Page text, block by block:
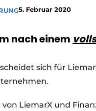
5. Februar 2020
nach einem
sich für
LiemarX und